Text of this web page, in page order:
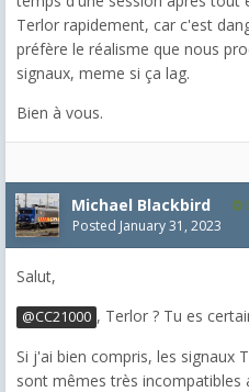
Terlor rapidement, car c'est
préfère le réalisme que nous
signaux, meme si ça lag.
Bien à vous.
Michael Blackbird
Posted January 31, 2023
Salut,
@CC21000 , Terlor ? Tu es
Si j'ai bien compris, les signaux
sont mêmes très incompatibles